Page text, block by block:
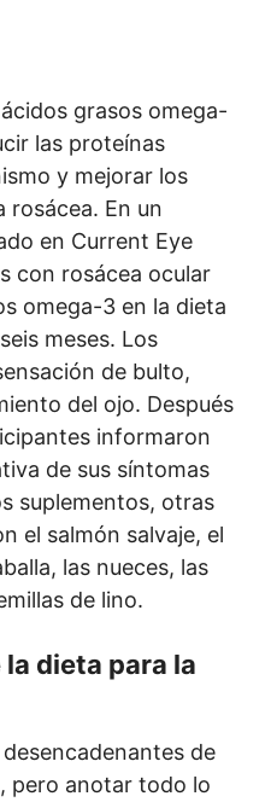
grasos omega-
las proteínas
y mejorar los
rosácea. En un
en Current Eye
con rosácea ocular
omega-3 en la dieta
meses. Los
de bulto,
del ojo. Después
informaron
de sus síntomas
suplementos, otras
el salmón salvaje, el
las nueces, las
de lino.
dieta para la
de
pero anotar todo lo